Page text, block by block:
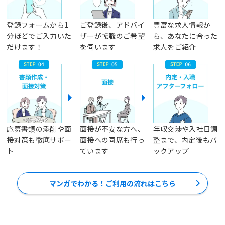
登録フォームから1
分ほどでご入力いた
だけます！
ご登録後、アドバイ
ザーが転職のご希望
を伺います
豊富な求人情報か
ら、あなたに合った
求人をご紹介
応募書類の添削や面
接対策も徹底サポー
ト
面接が不安な方へ、
面接への同席も行っ
ています
年収交渉や入社日調
整まで、内定後もバ
ックアップ
マンガでわかる！ご利用の流れはこちら